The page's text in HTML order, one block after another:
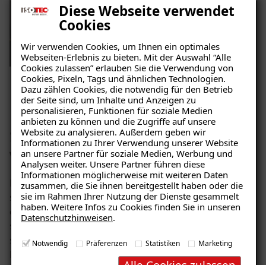
Diese Webseite verwendet
Cookies
Wir verwenden Cookies, um Ihnen ein optimales
Webseiten-Erlebnis zu bieten. Mit der Auswahl “Alle
Cookies zulassen” erlauben Sie die Verwendung von
Cookies, Pixeln, Tags und ähnlichen Technologien.
Dazu zählen Cookies, die notwendig für den Betrieb
der Seite sind, um Inhalte und Anzeigen zu
personalisieren, Funktionen für soziale Medien
anbieten zu können und die Zugriffe auf unsere
Website zu analysieren. Außerdem geben wir
Informationen zu Ihrer Verwendung unserer Website
an unsere Partner für soziale Medien, Werbung und
Analysen weiter. Unsere Partner führen diese
Informationen möglicherweise mit weiteren Daten
zusammen, die Sie ihnen bereitgestellt haben oder die
sie im Rahmen Ihrer Nutzung der Dienste gesammelt
haben. Weitere Infos zu Cookies finden Sie in unseren
Datenschutzhinweisen.
Notwendig Präferenzen Statistiken Marketing
Das Ergebnis: Erfolgreiche
Sanierung und verbesserte
Wohnqualität
Nach Abschluss der Sanierungsarbeiten präsentiert
sich das Mehrgenerationenhaus in Fischen in einem
deutlich verbesserten Zustand. Die ehemals
schimmelbefallenen Räume sind nun hygienisch
sauber und der Schimmel wurde vollständig beseitigt.
Dank der installierten Klimaplatten hat sich das
Ratgeber „Sofort-Tipps gegen
Feuchtigkeit“
– jetzt kostenlos
herunterladen!
E-Mail eingeben